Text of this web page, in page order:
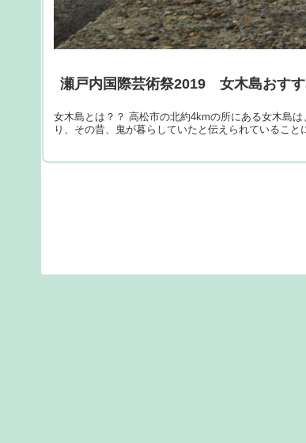
瀬戸内国際芸術祭2019 女木島おす
女木島とは？？ 高松市の北約4kmの所にある女木島
り、その昔、鬼が暮らしていたと伝えられているこ